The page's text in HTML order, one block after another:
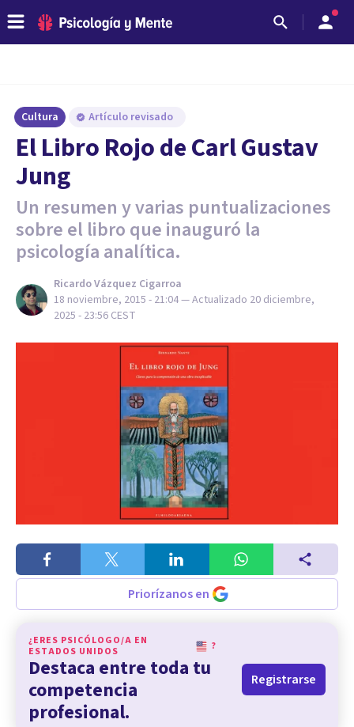
Cultura Artículo revisado
​El Libro Rojo de Carl Gustav
Jung
Un resumen y varias puntualizaciones
sobre el libro que inauguró la
psicología analítica.
Ricardo Vázquez Cigarroa
18 noviembre, 2015 - 21:04— Actualizado 20 diciembre,
2025 - 23:56 CEST
Priorízanos en
¿ERES PSICÓLOGO/A EN
ESTADOS UNIDOS
?
Destaca entre toda tu
competencia
profesional.
Registrarse